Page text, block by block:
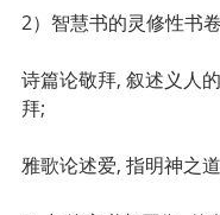
2）智慧书的灵修性书
诗篇论敬拜, 叙述义人
拜;
雅歌论述爱, 指明神之道